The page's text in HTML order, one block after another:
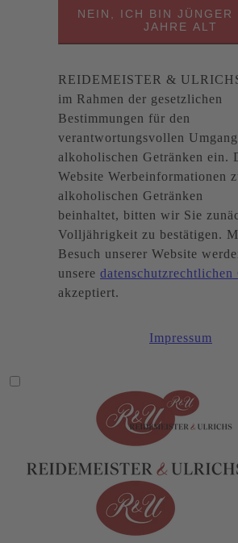
NEIN, ICH BIN JÜNGER
JAHRE ALT
REIDEMEISTER &
im Rahmen der gesetzlichen
Bestimmungen für den
verantwortungsvollen
alkoholischen Getränken ein.
Website Werbeinformationen
alkoholischen Getränken
beinhaltet, bitten wir Sie
Volljährigkeit zu bestätigen.
Besuch unserer Website
unsere datenschutzrechtlichen
akzeptiert.
Impressum